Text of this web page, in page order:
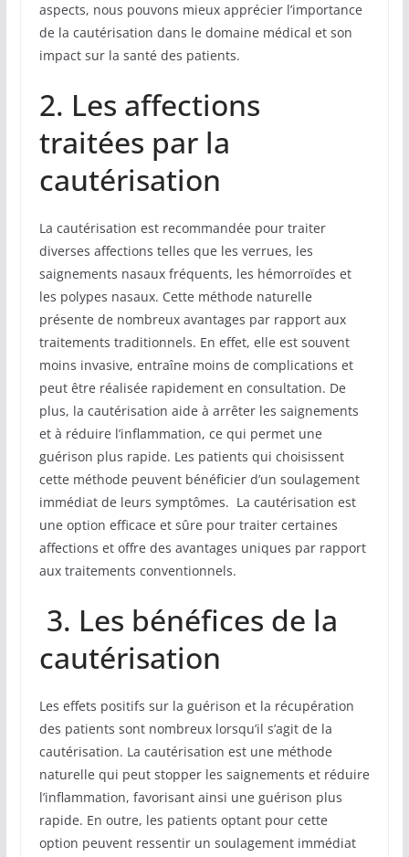
aspects, nous pouvons mieux apprécier l’importance
de la cautérisation dans le domaine médical et son
impact sur la santé des patients.
2. Les affections
traitées par la
cautérisation
La cautérisation est recommandée pour traiter
diverses affections telles que les verrues, les
saignements nasaux fréquents, les hémorroïdes et
les polypes nasaux. Cette méthode naturelle
présente de nombreux avantages par rapport aux
traitements traditionnels. En effet, elle est souvent
moins invasive, entraîne moins de complications et
peut être réalisée rapidement en consultation. De
plus, la cautérisation aide à arrêter les saignements
et à réduire l’inflammation, ce qui permet une
guérison plus rapide. Les patients qui choisissent
cette méthode peuvent bénéficier d’un soulagement
immédiat de leurs symptômes. La cautérisation est
une option efficace et sûre pour traiter certaines
affections et offre des avantages uniques par rapport
aux traitements conventionnels.
3. Les bénéfices de la
cautérisation
Les effets positifs sur la guérison et la récupération
des patients sont nombreux lorsqu’il s’agit de la
cautérisation. La cautérisation est une méthode
naturelle qui peut stopper les saignements et réduire
l’inflammation, favorisant ainsi une guérison plus
rapide. En outre, les patients optant pour cette
option peuvent ressentir un soulagement immédiat